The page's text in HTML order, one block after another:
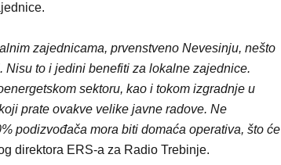
zajednicama, prvenstveno Nevesinju, nešto
to i jedini benefiti za lokalne zajednice.
sektoru, kao i tokom izgradnje u
prate ovakve velike javne radove. Ne
podizvođača mora biti domaća operativa, što će
direktora ERS-a za Radio Trebinje.